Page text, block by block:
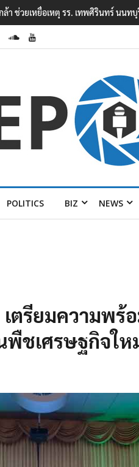
รงเรียนเทพศิรินทร์ นนทบุรี พบเด็กก่อเ
POLITICS BIZ NEWS
ตรียมความพร้
พืชเศรษฐกิจให